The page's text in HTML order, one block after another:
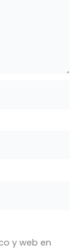
y web en